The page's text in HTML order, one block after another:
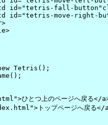
id="tetris-fall-
id="tetris-move-right-
Tetris();
ひとつ上のページへ戻る</
トップページへ戻る</